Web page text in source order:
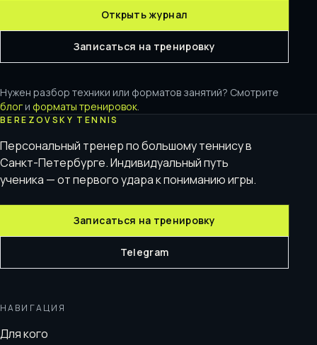
Открыть журнал
Записаться на тренировку
Нужен разбор техники или форматов занятий? Смотрите
блог и форматы тренировок.
BEREZOVSKY TENNIS
Персональный тренер по большому теннису в
Санкт-Петербурге. Индивидуальный путь
ученика — от первого удара к пониманию игры.
Записаться на тренировку
Telegram
НАВИГАЦИЯ
Для кого